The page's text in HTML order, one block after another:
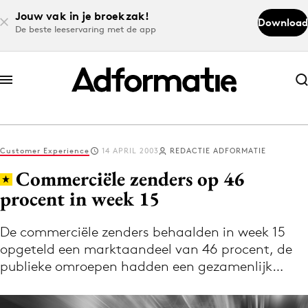
Jouw vak in je broekzak!
De beste leeservaring met de app
Download
Abonneer nu
Abonneer nu
Log in
Volg het laatste nieuws via de Adformatie
Nieuws app
Customer Experience 14 APRIL 2003 REDACTIE ADFORMATIE
Commerciële zenders op 46
procent in week 15
De commerciële zenders behaalden in week 15
opgeteld een marktaandeel van 46 procent, de
publieke omroepen hadden een gezamenlijk…